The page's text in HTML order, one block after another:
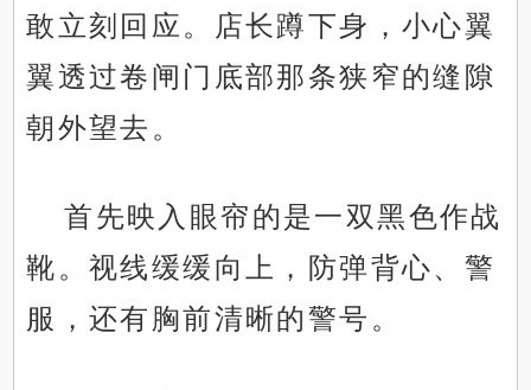
敢立刻回应。店长蹲下身，小心翼
翼透过卷闸门底部那条狭窄的缝隙
朝外望去。
首先映入眼帘的是一双黑色作战
靴。视线缓缓向上，防弹背心、警
服，还有胸前清晰的警号。